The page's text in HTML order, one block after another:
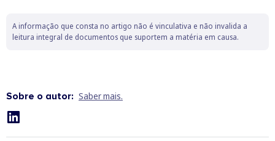
A informação que consta no artigo não é vinculativa e não invalida a
leitura integral de documentos que suportem a matéria em causa.
Sobre o autor: Saber mais.